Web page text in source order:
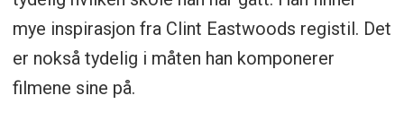
mye inspirasjon fra Clint Eastwoods registil. Det
er nokså tydelig i måten han komponerer
filmene sine på.